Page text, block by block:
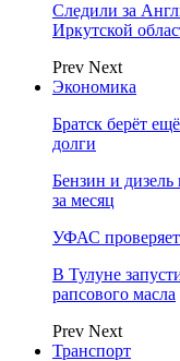
Следили за
Иркутской
Prev Next
Экономика
Братск берёт
долги
Бензин и
за месяц
УФАС проверяет
В Тулуне
рапсового масла
Prev Next
Транспорт